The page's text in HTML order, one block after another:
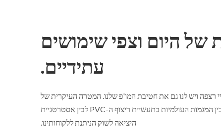
של היום וצפי שימושים
עתידיים.
רצפה ויש לנו גם את חטיבת המו'פ שלנו. המטרה העיקרית של
המחקר והפיתוח שלנו טמונה בקידום מחקר מוצלב בין המגמות העולמיות בתעשיית ריצוף ה-PVC לבין אסטרטגיית
היציאה לשוק הניתנת ללקוחותינו.